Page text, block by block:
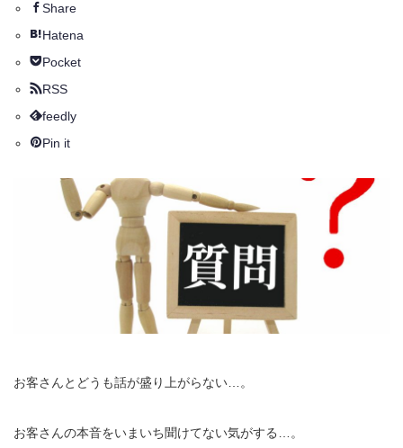
Share
Hatena
Pocket
RSS
feedly
Pin it
お客さんとどうも話が盛り上がらない…。
お客さんの本音をいまいち聞けてない気がする…。